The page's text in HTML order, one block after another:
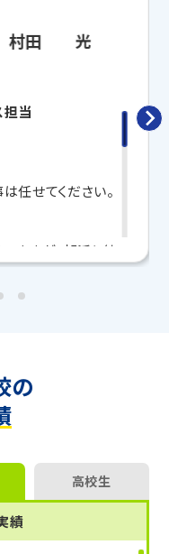
苦手科目を克服した
始めたい」
◆
立教大、中央大、法
浜緑ケ丘高、慶應
葛飾高、専修大松
高、県立浦和高、早
他多数
村田 光
担当
任せてください。
ますが、部活と勉
のやる気があれば
ドバイスさせてい
学、物理、現代
の
高校生
績